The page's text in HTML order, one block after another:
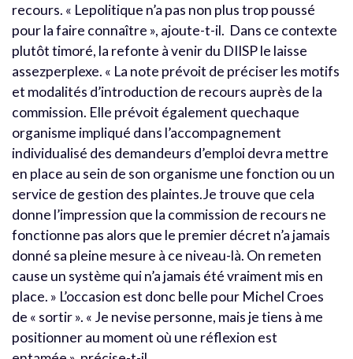
recours. « Lepolitique n’a pas non plus trop poussé
pour la faire connaître », ajoute-t-il. Dans ce contexte
plutôt timoré, la refonte à venir du DIISP le laisse
assezperplexe. « La note prévoit de préciser les motifs
et modalités d’introduction de recours auprès de la
commission. Elle prévoit également quechaque
organisme impliqué dans l’accompagnement
individualisé des demandeurs d’emploi devra mettre
en place au sein de son organisme une fonction ou un
service de gestion des plaintes.Je trouve que cela
donne l’impression que la commission de recours ne
fonctionne pas alors que le premier décret n’a jamais
donné sa pleine mesure à ce niveau-là. On remeten
cause un système qui n’a jamais été vraiment mis en
place. » L’occasion est donc belle pour Michel Croes
de « sortir ». « Je nevise personne, mais je tiens à me
positionner au moment où une réflexion est